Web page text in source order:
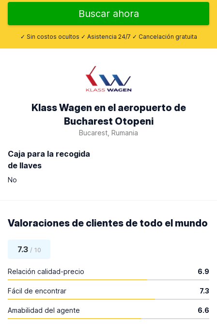
Buscar ahora
✓ Sin costos ocultos ✓ Asistencia 24/7 ✓ Cancelación gratuita
Klass Wagen en el aeropuerto de
Bucharest Otopeni
Bucarest, Rumania
Caja para la recogida
de llaves
No
Valoraciones de clientes de todo el mundo
7.3/ 10
Relación calidad-precio 6.9
Fácil de encontrar 7.3
Amabilidad del agente 6.6